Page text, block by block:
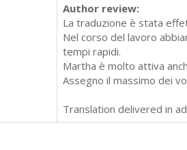
Author review:
La traduzione è stata
Nel corso del lavoro
tempi rapidi.
Martha è molto attiva
Assegno il massimo dei
Translation delivered in